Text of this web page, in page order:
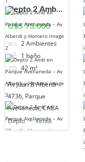
Depto 2 Amb
en Parque
Avellaneda –
Av Alberdi y
Homero
U$S 73.000
2Ambientes
1 baño
42 m²
Av Juan B Alberdi
4736, Parque
Avellaneda, CABA
Depto
Venta